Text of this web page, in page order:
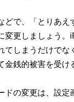
で、「とりあえ
変更しましょう
てしまうだけで
金銭的被害を受け
の変更は、設定